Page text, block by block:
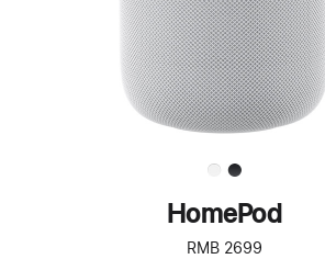
HomePod
RMB 2699